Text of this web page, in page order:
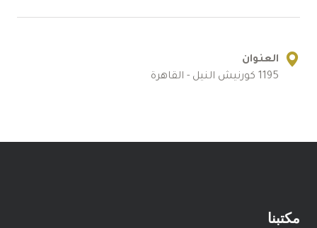
العنوان
1195 كورنيش النيل - القاهرة
مكتبنا